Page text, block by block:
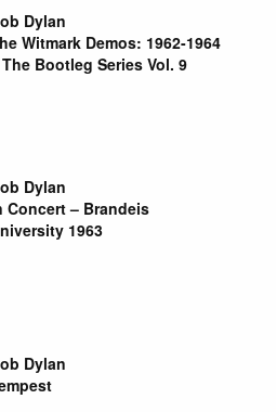
Dylan
Witmark Demos: 1962-1964
Bootleg Series Vol. 9
Dylan
Concert – Brandeis
1963
Dylan